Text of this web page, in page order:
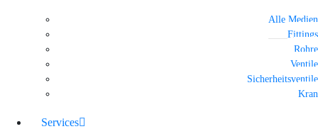
Alle Medien
Fittings
Rohre
Ventile
Sicherheitsventile
Kran
Services